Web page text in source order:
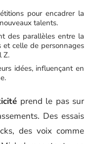
pour encadrer la
talents.
des parallèles entre la
celle de personnages
Z.
idées, influençant en
prend le pas sur
Des essais
des voix comme